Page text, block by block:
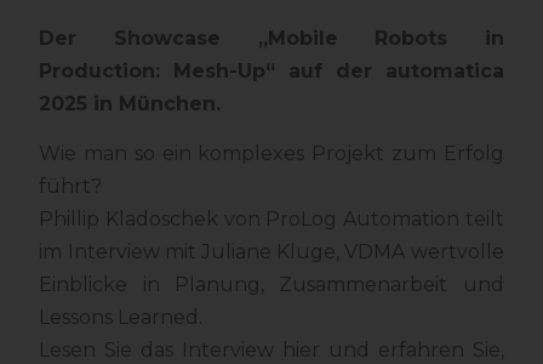
Der Showcase „Mobile Robots in
Production: Mesh-Up“ auf der automatica
2025 in München.
Wie man so ein komplexes Projekt zum Erfolg
führt?
Phillip Kladoschek von ProLog Automation teilt
im Interview mit Juliane Kluge, VDMA wertvolle
Einblicke in Planung, Zusammenarbeit und
Lessons Learned.
Lesen Sie das Interview hier und erfahren Sie,